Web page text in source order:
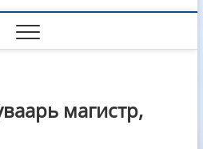
магистр,